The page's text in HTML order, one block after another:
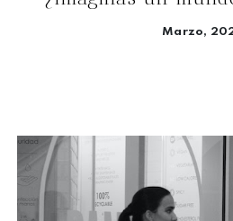
Marzo,